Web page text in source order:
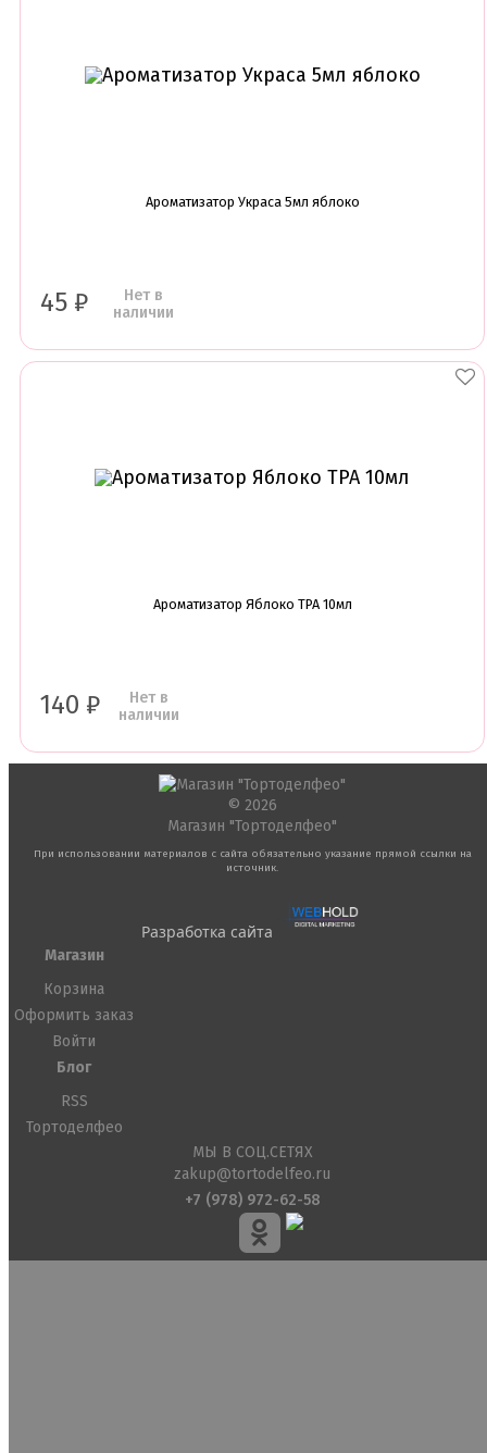
Ароматизатор Украса 5мл яблоко
45 ₽
Нет в
наличии
Ароматизатор Яблоко TPA 10мл
140 ₽
Нет в
наличии
© 2026
Магазин "Тортоделфео"
При использовании материалов с сайта обязательно указание прямой ссылки на
источник.
Разработка сайта
Магазин
Корзина
Оформить заказ
Войти
Блог
RSS
Тортоделфео
МЫ В СОЦ.СЕТЯХ
zakup@tortodelfeo.ru
+7 (978) 972-62-58